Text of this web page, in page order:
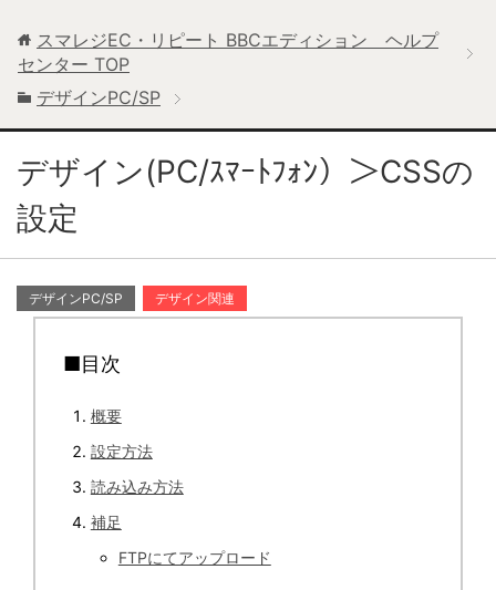
スマレジEC・リピート BBCエディション ヘルプ
センター TOP
デザインPC/SP
デザイン(PC/ｽﾏｰﾄﾌｫﾝ）＞CSSの
設定
デザインPC/SP デザイン関連
■目次
概要
設定方法
読み込み方法
補足
FTPにてアップロード